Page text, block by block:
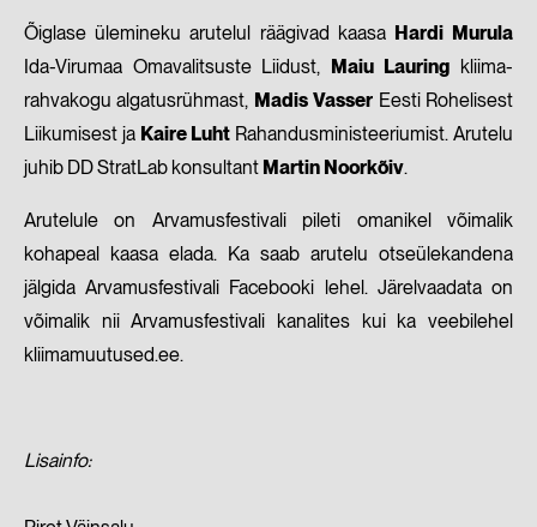
Õiglase ülemineku arutelul räägivad kaasa Hardi Murula
Ida-Virumaa Omavalitsuste Liidust, Maiu Lauring kliima-
rahvakogu algatusrühmast, Madis Vasser Eesti Rohelisest
Liikumisest ja Kaire Luht Rahandusministeeriumist. Arutelu
juhib DD StratLab konsultant Martin Noorkõiv.
Arutelule on Arvamusfestivali pileti omanikel võimalik
kohapeal kaasa elada. Ka saab arutelu otseülekandena
jälgida Arvamusfestivali Facebooki lehel. Järelvaadata on
võimalik nii Arvamusfestivali kanalites kui ka veebilehel
kliimamuutused.ee.
Lisainfo: